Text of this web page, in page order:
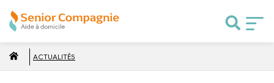
ACTUALITÉS